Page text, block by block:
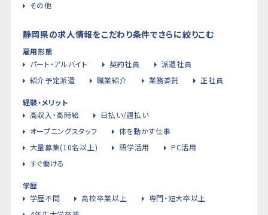
その他
静岡県の求人情報をこだわり条件でさらに絞りこむ
雇用形態
パート・アルバイト
契約社員
派遣社員
紹介予定派遣
職業紹介 業務委託 正社員
経験・メリット
高収入・高時給
日払い/週払い
オープニングスタッフ
体を動かす仕事
大量募集(10名以上)
語学活用
PC活用
すぐ働ける
学歴
学歴不問
高校卒業以上
専門・短大卒以上